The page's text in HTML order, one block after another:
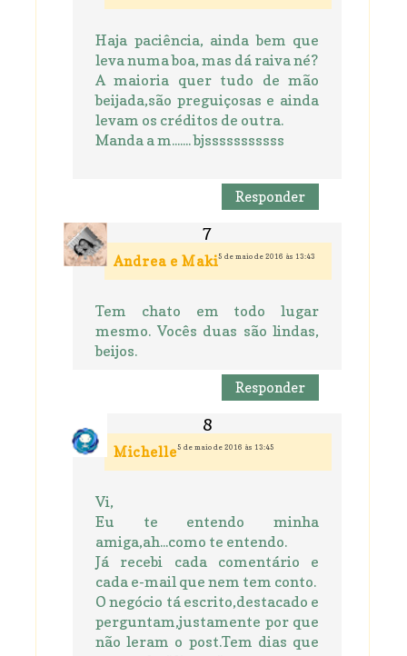
Haja paciência, ainda bem que
leva numa boa, mas dá raiva né?
A maioria quer tudo de mão
beijada,são preguiçosas e ainda
levam os créditos de outra.
Manda a m....... bjsssssssssss
Responder
Andrea e Maki5 de maio de 2016 às 13:43
Tem chato em todo lugar
mesmo. Vocês duas são lindas,
beijos.
Responder
Michelle5 de maio de 2016 às 13:45
Vi,
Eu te entendo minha
amiga,ah...como te entendo.
Já recebi cada comentário e
cada e-mail que nem tem conto.
O negócio tá escrito,destacado e
perguntam,justamente por que
não leram o post.Tem dias que